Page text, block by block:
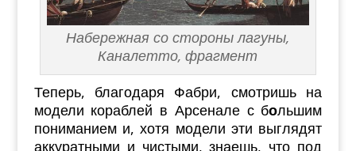
Набережная со стороны лагуны,
Каналетто, фрагмент
Теперь, благодаря Фабри, смотришь на
модели кораблей в Арсенале с большим
пониманием и, хотя модели эти выглядят
аккуратными и чистыми, знаешь, что под